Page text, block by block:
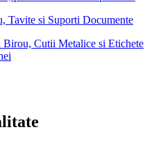
Tavite si Suporti Documente
Birou, Cutii Metalice si Etichete